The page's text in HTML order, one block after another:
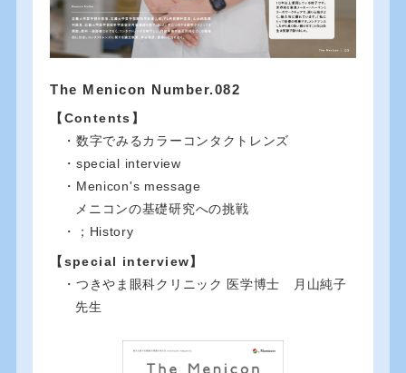
The Menicon Number.082
【Contents】
・数字でみるカラーコンタクトレンズ
・special interview
・Menicon's message
メニコンの基礎研究への挑戦
・；History
【special interview】
・つきやま眼科クリニック 医学博士 月山純子
先生